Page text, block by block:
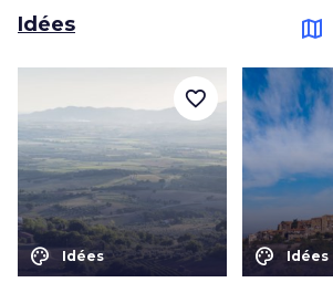
Idées map
color_lens Idées
favorite_border
color_lens Idées